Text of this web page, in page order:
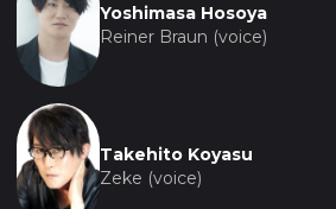
Yoshimasa Hosoya
Reiner Braun (voice)
Takehito Koyasu
Zeke (voice)